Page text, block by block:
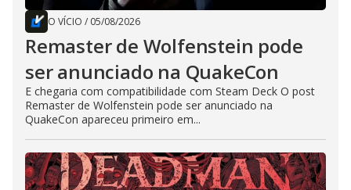
O VÍCIO / 05/08/2026
Remaster de Wolfenstein pode
ser anunciado na QuakeCon
E chegaria com compatibilidade com Steam Deck O post
Remaster de Wolfenstein pode ser anunciado na
QuakeCon apareceu primeiro em...